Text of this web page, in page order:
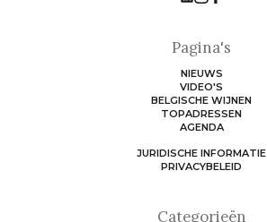
Categorieën
Pagina's
NIEUWS
VIDEO'S
BELGISCHE WIJNEN
TOPADRESSEN
AGENDA
JURIDISCHE INFORMATIE
PRIVACYBELEID